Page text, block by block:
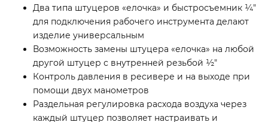
Два типа штуцеров «елочка» и быстросъемник ¼″
для подключения рабочего инструмента делают
изделие универсальным
Возможность замены штуцера «елочка» на любой
другой штуцер с внутренней резьбой ½″
Контроль давления в ресивере и на выходе при
помощи двух манометров
Раздельная регулировка расхода воздуха через
каждый штуцер позволяет настраивать и